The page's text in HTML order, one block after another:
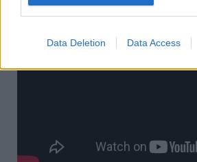
Data Deletion Data Access